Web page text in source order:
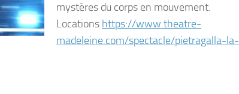
mystères du corps en mouvement.
Locations https://www.theatre-
madeleine.com/spectacle/pietragalla-la-